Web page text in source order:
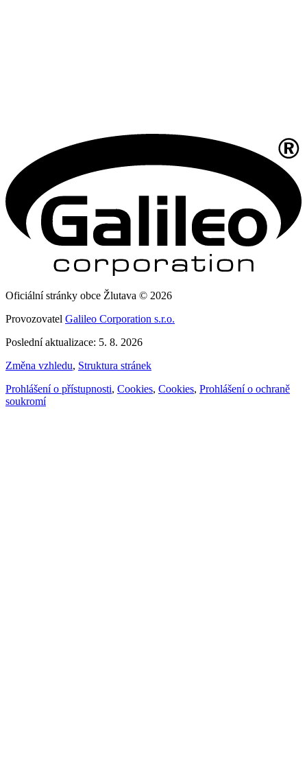
Oficiální stránky obce Žlutava © 2026
Provozovatel Galileo Corporation s.r.o.
Poslední aktualizace: 5. 8. 2026
Změna vzhledu, Struktura stránek
Prohlášení o přístupnosti, Cookies, Cookies, Prohlášení o ochraně
soukromí